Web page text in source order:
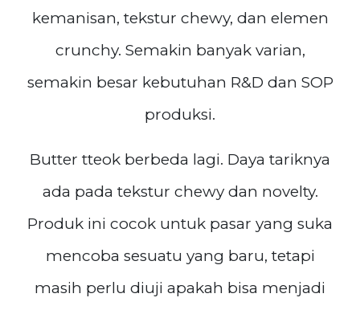
kemanisan, tekstur chewy, dan elemen
crunchy. Semakin banyak varian,
semakin besar kebutuhan R&D dan SOP
produksi.
Butter tteok berbeda lagi. Daya tariknya
ada pada tekstur chewy dan novelty.
Produk ini cocok untuk pasar yang suka
mencoba sesuatu yang baru, tetapi
masih perlu diuji apakah bisa menjadi